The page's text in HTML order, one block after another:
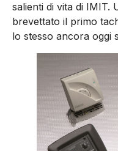
salienti di vita di IMIT.
brevettato il primo
lo stesso ancora oggi